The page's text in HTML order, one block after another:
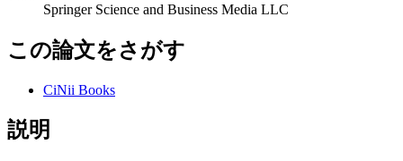
Springer Science and Business Media LLC
この論文をさがす
CiNii Books
説明